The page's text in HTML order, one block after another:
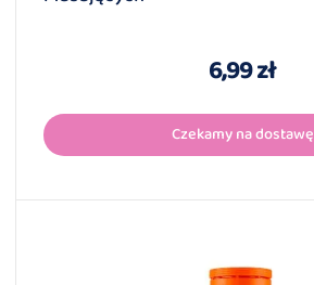
6,99 zł
Czekamy na dostawę